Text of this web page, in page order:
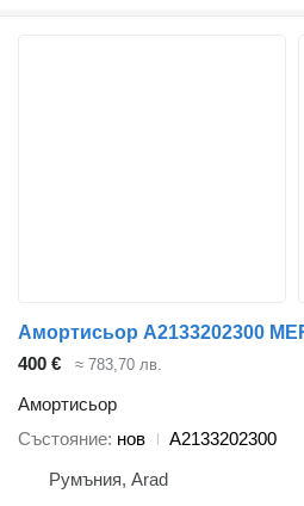
400 € ≈ 783,70 лв.
Амортисьор
Състояние нов
A2133202300
Румъния, Arad